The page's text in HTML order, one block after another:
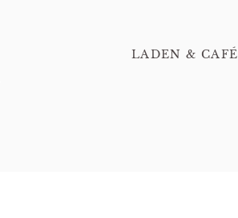
LADEN & CAFÉ